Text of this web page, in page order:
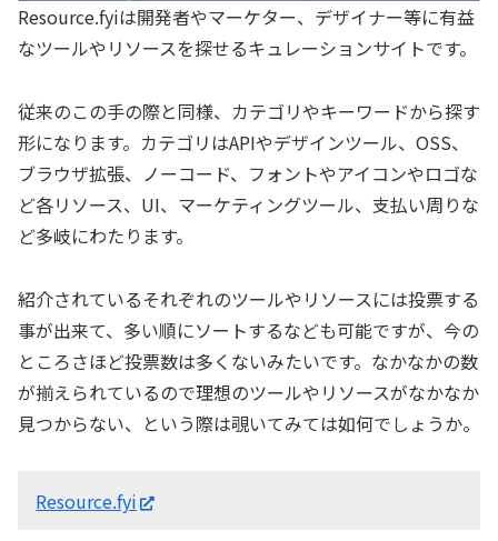
Resource.fyiは開発者やマーケター、デザイナー等に有益
なツールやリソースを探せるキュレーションサイトです。
従来のこの手の際と同様、カテゴリやキーワードから探す
形になります。カテゴリはAPIやデザインツール、OSS、
ブラウザ拡張、ノーコード、フォントやアイコンやロゴな
ど各リソース、UI、マーケティングツール、支払い周りな
ど多岐にわたります。
紹介されているそれぞれのツールやリソースには投票する
事が出来て、多い順にソートするなども可能ですが、今の
ところさほど投票数は多くないみたいです。なかなかの数
が揃えられているので理想のツールやリソースがなかなか
見つからない、という際は覗いてみては如何でしょうか。
Resource.fyi